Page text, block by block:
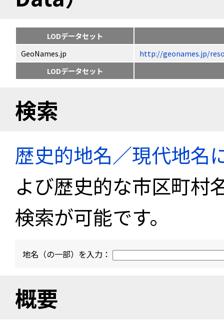
LODデータセット
GeoNames.jp
http://geonames.jp/
LODデータセット
検索
歴史的地名／現代地名
よび歴史的な市区町村
検索が可能です。
地名（の一部）を入力：
概要